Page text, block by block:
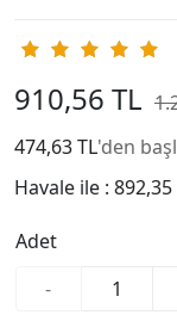
910,56 TL
474,63 TL'den
Havale ile : 892,35
Adet
-